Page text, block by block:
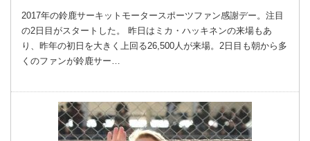
2017年の鈴鹿サーキットモータースポーツファン感謝デー。注目
の2日目がスタートした。 昨日はミカ・ハッキネンの来場もあ
り、昨年の初日を大きく上回る26,500人が来場。2日目も朝から多
くのファンが鈴鹿サー…